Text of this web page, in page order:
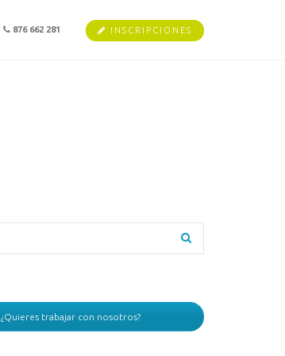
876 662 281 INSCRIPCIONES
¿Quieres trabajar con nosotros?